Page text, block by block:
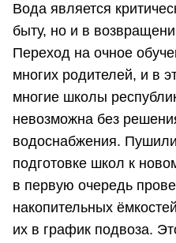
Вода является
быту, но и в
Переход на очное
многих родителей, и в
многие школы
невозможна без
водоснабжения.
подготовке школ к
в первую очередь
накопительных
их в график подвоза.